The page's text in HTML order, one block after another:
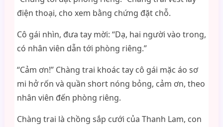
điện thoại, cho xem bằng chứng đặt chỗ.
Cô gái nhìn, đưa tay mời: “Dạ, hai người vào trong,
có nhân viên dẫn tới phòng riêng.”
“Cảm ơn!” Chàng trai khoác tay cô gái mặc áo sơ
mi hở rốn và quần short nóng bỏng, cảm ơn, theo
nhân viên đến phòng riêng.
Chàng trai là chồng sắp cưới của Thanh Lam, con